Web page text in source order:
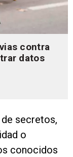
contra
datos
secretos,
o
conocidos